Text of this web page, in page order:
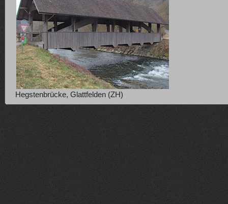
Hegstenbrücke, Glattfelden (ZH)